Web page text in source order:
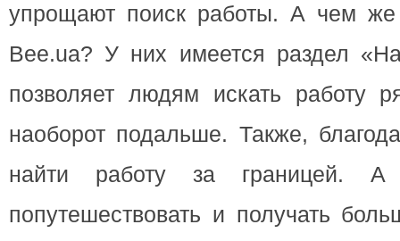
упрощают поиск работы. А чем же
Bee.ua? У них имеется раздел
позволяет людям искать работу
наоборот подальше. Также,
найти работу за границей. А
попутешествовать и получать